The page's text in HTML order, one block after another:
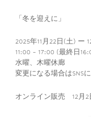
「冬を迎えに」
2025年11月22日(土) ー
11:00 – 17:00 (最終日
水曜、木曜休廊
変更になる場合はSNS
オンライン販売 12月2